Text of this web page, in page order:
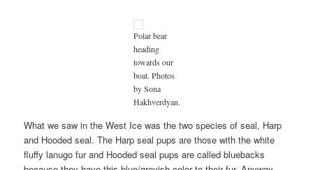
Polar bear
heading
towards our
boat. Photos
by Sona
Hakhverdyan.
What we saw in the West Ice was the two species of seal, Harp
and Hooded seal. The Harp seal pups are those with the white
fluffy lanugo fur and Hooded seal pups are called bluebacks